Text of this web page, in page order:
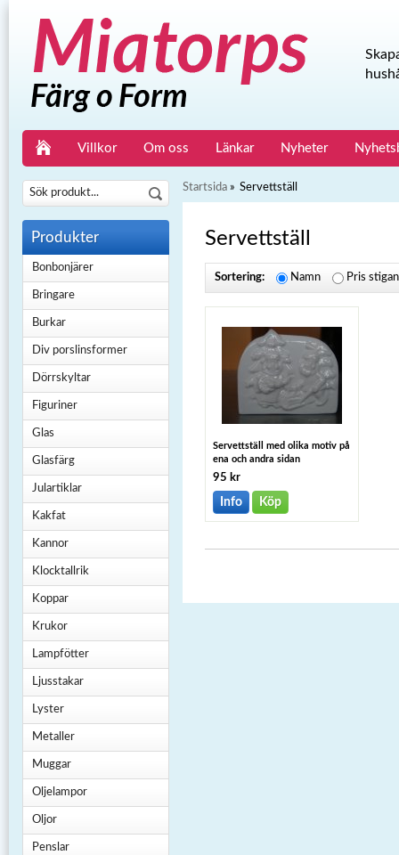
Villkor Om oss Länkar Nyheter
Produkter
Bonbonjärer
Bringare
Burkar
Div porslinsformer
Dörrskyltar
Figuriner
Glas
Glasfärg
Julartiklar
Kakfat
Kannor
Klocktallrik
Koppar
Krukor
Lampfötter
Ljusstakar
Lyster
Metaller
Muggar
Oljelampor
Oljor
Penslar
Startsida » Servettställ
Servettställ
Sortering: Namn Pris
Servettställ med olika motiv på
ena och andra sidan
95 kr
Info Köp